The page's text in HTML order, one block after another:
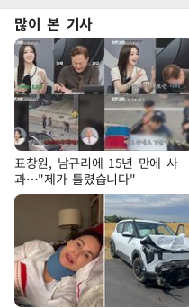
많이 본 기사
표창원, 남규리에 15년 만에 사
과…"제가 틀렸습니다"